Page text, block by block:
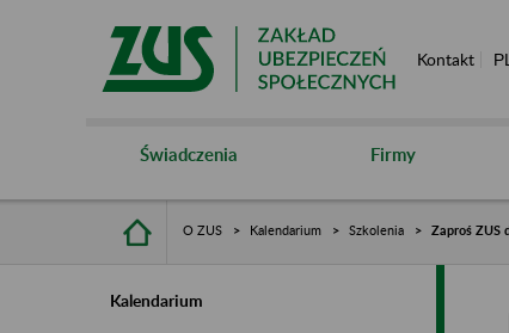
Kontakt
Świadczenia Firmy
O ZUS Kalendarium Szkolenia Zaproś ZUS
Kalendarium